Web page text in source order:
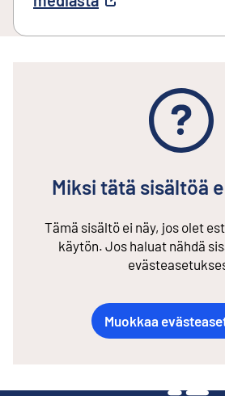
Miksi tätä sisältöä
Tämä sisältö ei näy, jos olet
käytön. Jos haluat nähdä
Muokkaa